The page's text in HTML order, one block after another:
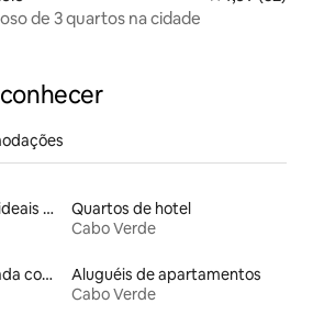
de 3 quartos na cidade
Aluguéis de espaços ideais para famílias
Quartos de hotel
Cabo Verde
Aluguéis por temporada com café da manhã
Aluguéis de apartamentos
Cabo Verde